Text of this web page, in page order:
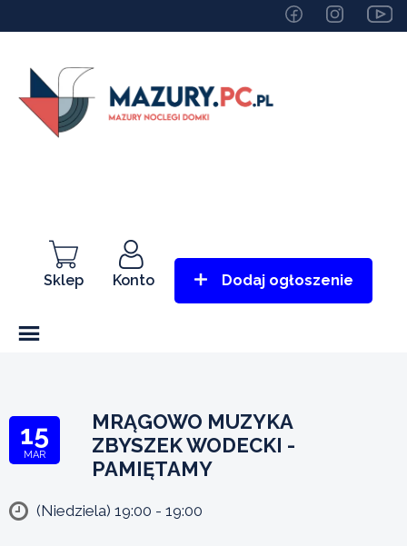
Sklep Konto Dodaj ogłoszenie
15
MAR
MRĄGOWO MUZYKA
ZBYSZEK WODECKI -
PAMIĘTAMY
(Niedziela) 19:00 - 19:00